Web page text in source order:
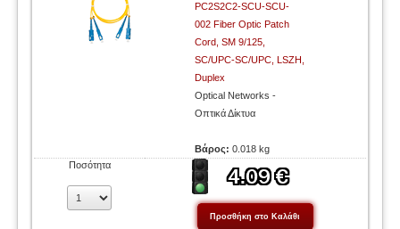
PC2S2C2-SCU-SCU-
002 Fiber Optic Patch
Cord, SM 9/125,
SC/UPC-SC/UPC, LSZH,
Duplex
Optical Networks -
Οπτικά Δίκτυα
Βάρος:0.018 kg
Ποσότητα